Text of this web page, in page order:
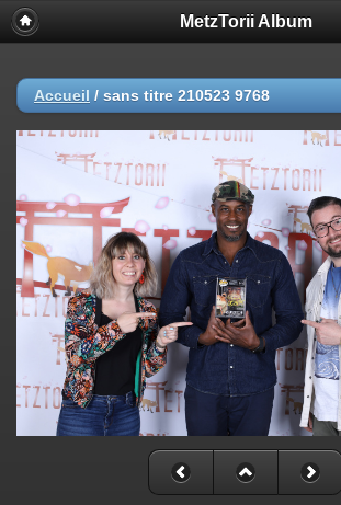
MetzTorii Album
Accueil / sans titre 210523 9768